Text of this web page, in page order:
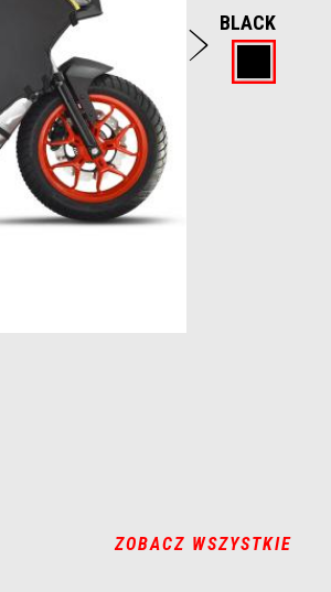
BLACK
ZOBACZ WSZYSTKIE